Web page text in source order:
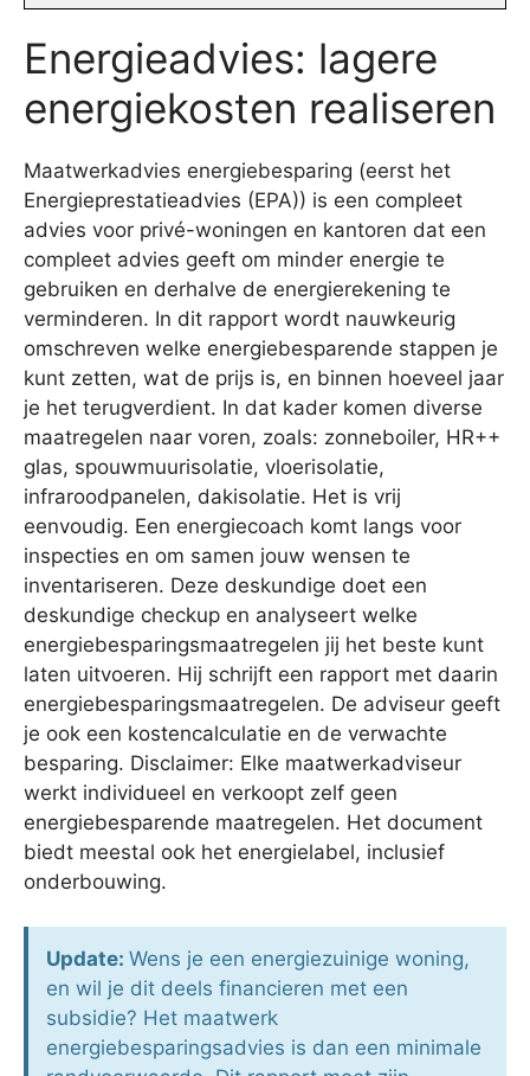
Energieadvies: lagere
energiekosten realiseren
Maatwerkadvies energiebesparing (eerst het
Energieprestatieadvies (EPA)) is een compleet
advies voor privé-woningen en kantoren dat een
compleet advies geeft om minder energie te
gebruiken en derhalve de energierekening te
verminderen. In dit rapport wordt nauwkeurig
omschreven welke energiebesparende stappen je
kunt zetten, wat de prijs is, en binnen hoeveel jaar
je het terugverdient. In dat kader komen diverse
maatregelen naar voren, zoals: zonneboiler, HR++
glas, spouwmuurisolatie, vloerisolatie,
infraroodpanelen, dakisolatie. Het is vrij
eenvoudig. Een energiecoach komt langs voor
inspecties en om samen jouw wensen te
inventariseren. Deze deskundige doet een
deskundige checkup en analyseert welke
energiebesparingsmaatregelen jij het beste kunt
laten uitvoeren. Hij schrijft een rapport met daarin
energiebesparingsmaatregelen. De adviseur geeft
je ook een kostencalculatie en de verwachte
besparing. Disclaimer: Elke maatwerkadviseur
werkt individueel en verkoopt zelf geen
energiebesparende maatregelen. Het document
biedt meestal ook het energielabel, inclusief
onderbouwing.
Update: Wens je een energiezuinige woning,
en wil je dit deels financieren met een
subsidie? Het maatwerk
energiebesparingsadvies is dan een minimale